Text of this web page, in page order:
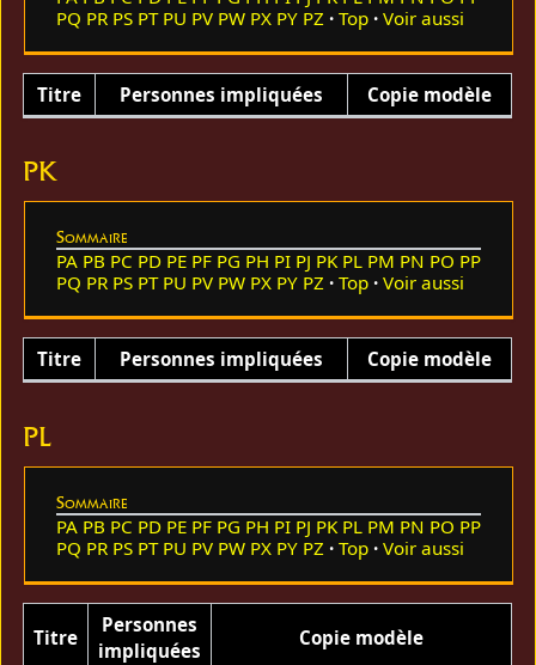
PQ PR PS PT PU PV PW PX PY PZ Top Voir aussi
Titre Personnes impliquées Copie modèle
PK
Sommaire
PA PB PC PD PE PF PG PH PI PJ PK PL PM PN PO PP
PQ PR PS PT PU PV PW PX PY PZ Top Voir aussi
Titre Personnes impliquées Copie modèle
PL
Sommaire
PA PB PC PD PE PF PG PH PI PJ PK PL PM PN PO PP
PQ PR PS PT PU PV PW PX PY PZ Top Voir aussi
Titre
Personnes
impliquées
Copie modèle